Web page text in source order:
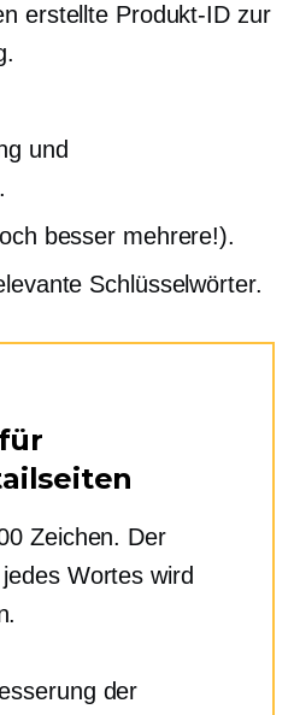
erstellte Produkt-ID zur
und
besser mehrere!).
Schlüsselwörter.
Zeichen. Der
Wortes wird
der